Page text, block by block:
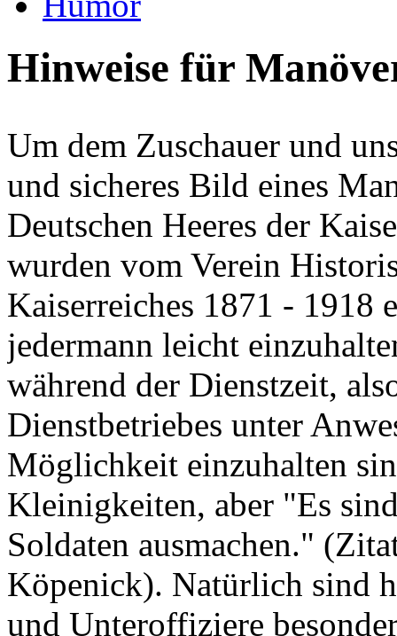
Hinweise für
Um dem Zuschauer und
und sicheres Bild eines
Deutschen Heeres der
wurden vom Verein
Kaiserreiches 1871 - 1918
jedermann leicht
während der Dienstzeit,
Dienstbetriebes unter
Möglichkeit einzuhalten
Kleinigkeiten, aber "Es
Soldaten ausmachen."
Köpenick). Natürlich sind
und Unteroffiziere